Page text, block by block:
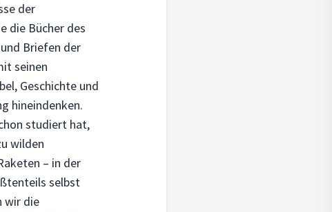
der
die Bücher des
Briefen der
seinen
Geschichte und
hineindenken.
studiert hat,
wilden
– in der
selbst
wir die